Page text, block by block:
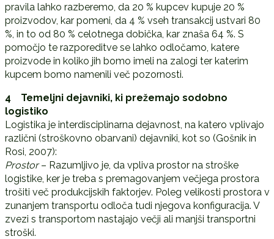
pravila lahko razberemo, da 20 % kupcev kupuje 20 %
proizvodov, kar pomeni, da 4 % vseh transakcij ustvari 80
%, in to od 80 % celotnega dobička, kar znaša 64 %. S
pomočjo te razporeditve se lahko odločamo, katere
proizvode in koliko jih bomo imeli na zalogi ter katerim
kupcem bomo namenili več pozornosti.
4 Temeljni dejavniki, ki prežemajo sodobno
logistiko
Logistika je interdisciplinarna dejavnost, na katero vplivajo
različni (stroškovno obarvani) dejavniki, kot so (Gošnik in
Rosi, 2007):
Prostor– Razumljivo je, da vpliva prostor na stroške
logistike, ker je treba s premagovanjem večjega prostora
trošiti več produkcijskih faktorjev. Poleg velikosti prostora v
zunanjem transportu odloča tudi njegova konfiguracija. V
zvezi s transportom nastajajo večji ali manjši transportni
stroški.